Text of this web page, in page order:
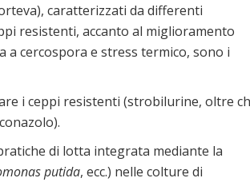
caratterizzati da differenti
resistenti, accanto al miglioramento
cercospora e stress termico, sono i
i ceppi resistenti (strobilurine, oltre
di lotta integrata mediante la
putida, ecc.) nelle colture di